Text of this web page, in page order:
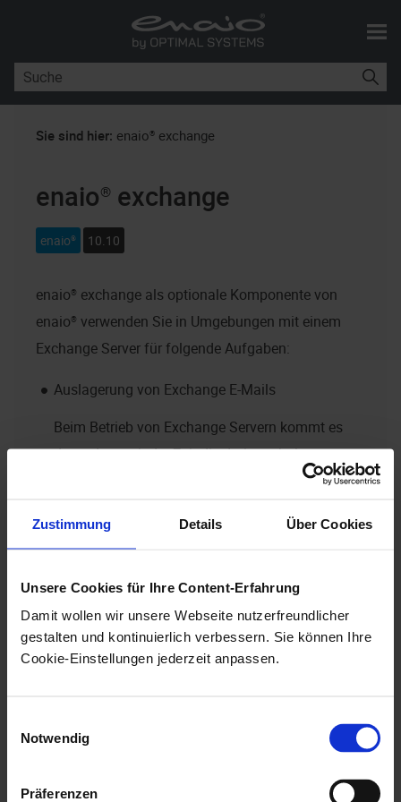
Zustimmung Details Über Cookies
Unsere Cookies für Ihre Content-Erfahrung
Damit wollen wir unsere Webseite nutzerfreundlicher
gestalten und kontinuierlich verbessern. Sie können Ihre
Cookie-Einstellungen jederzeit anpassen.
Notwendig
Präferenzen
Skip To Main Content
Sie sind hier: enaio® exchange
enaio® exchange
enaio® 10.10
enaio® exchange als optionale Komponente von
enaio® verwenden Sie in Umgebungen mit einem
Exchange Server für folgende Aufgaben:
Auslagerung von Exchange E-Mails
Beim Betrieb von Exchange Servern kommt es
dazu, dass mit der Zeit die darin enthaltenen
Ordner in ihrer Größe so anwachsen, dass die
wird. Mit enaio® exchangekönnen Sie nach
Mails zur Ablage an denenaio® serverweiterleiten.
Herauslösen von Anlagen
Statt Exchange E-Mails ganz auszulagern, können
Verknüpfungen ersetzt werden. Damit bleiben die